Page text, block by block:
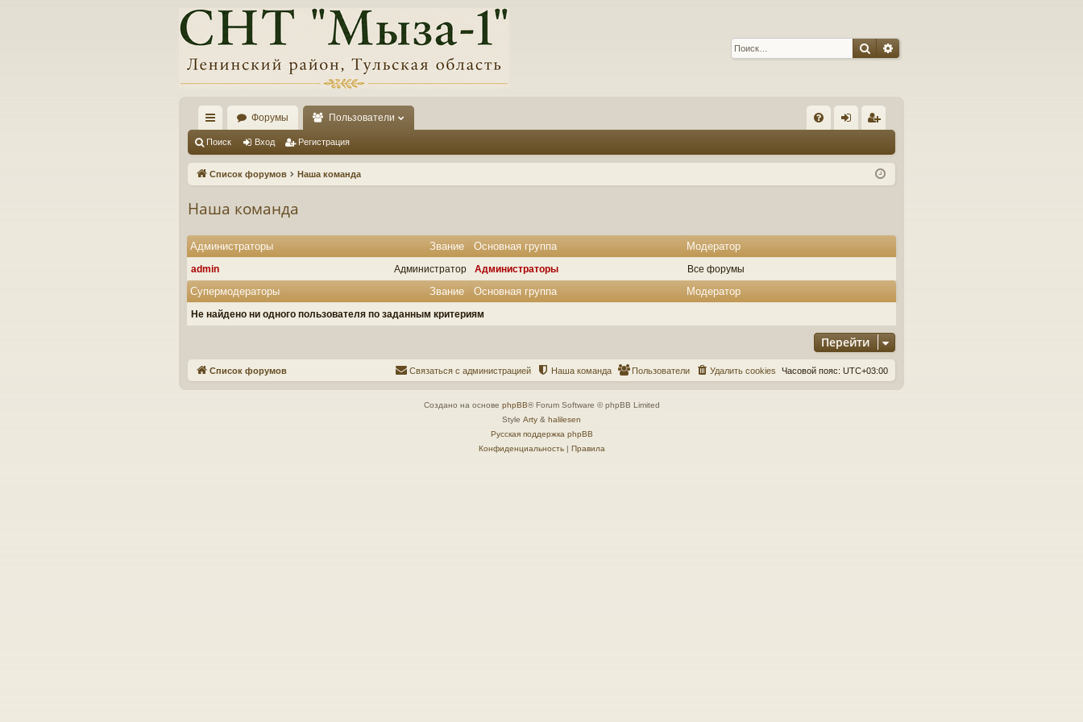
ПоискРасширенный поиск
с
ы
и
Форумы Пользователи
Q д ис
ия
Поиск Вход Регистрация
Список форумов Наша команда
Наша команда
Звание
Администраторы Основная группа Модератор
Администратор
admin Администраторы Все форумы
Звание
Супермодераторы Основная группа Модератор
Не найдено ни одного пользователя по заданным критериям
Перейти
Список форумов Часовой пояс: UTC+03:00
Удалить cookies
Пользователи
Наша команда
Связаться с администрацией
Создано на основе phpBB® Forum Software © phpBB Limited
Style Arty & halilesen
Русская поддержка phpBB
Конфиденциальность| Правила